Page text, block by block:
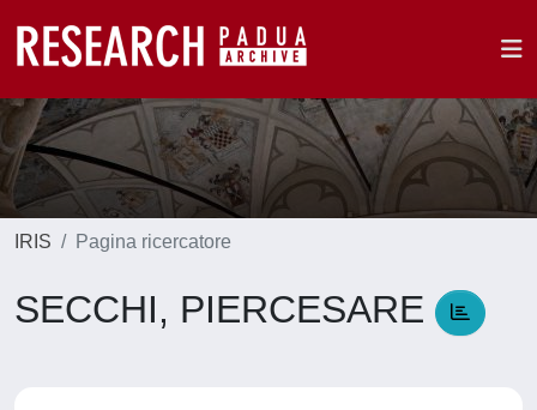
IRIS Pagina ricercatore
SECCHI, PIERCESARE